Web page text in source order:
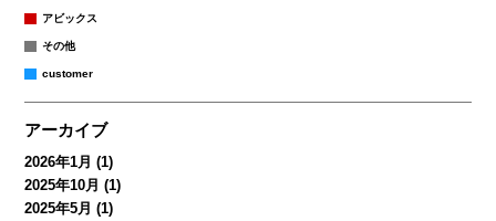
アビックス
その他
customer
アーカイブ
2026年1月 (1)
2025年10月 (1)
2025年5月 (1)